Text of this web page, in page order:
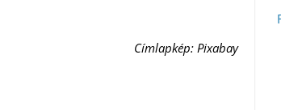
Címlapkép: Pixabay